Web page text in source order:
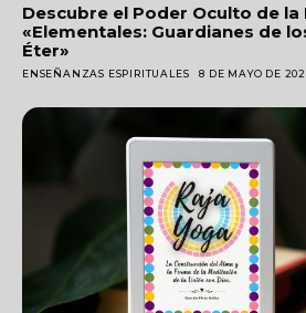
Descubre el Poder Oculto de la
«Elementales: Guardianes de
Éter»
ENSEÑANZAS ESPIRITUALES 8 DE MAYO DE